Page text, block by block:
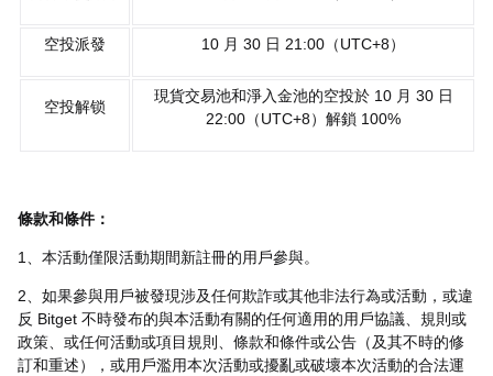
空投派發 10 月 30 日 21:00（UTC+8）
空投解锁
現貨交易池和淨入金池的空投於 10 月 30 日
22:00（UTC+8）解鎖 100%
條款和條件：
1、本活動僅限活動期間新註冊的用戶參與。
2、如果參與用戶被發現涉及任何欺詐或其他非法行為或活動，或違
反 Bitget 不時發布的與本活動有關的任何適用的用戶協議、規則或
政策、或任何活動或項目規則、條款和條件或公告（及其不時的修
訂和重述），或用戶濫用本次活動或擾亂或破壞本次活動的合法運